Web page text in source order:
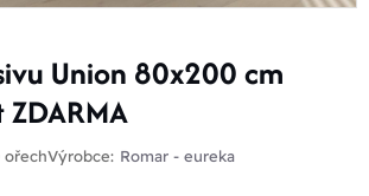
Union 80x200 cm
ořechVýrobce: Romar - eureka